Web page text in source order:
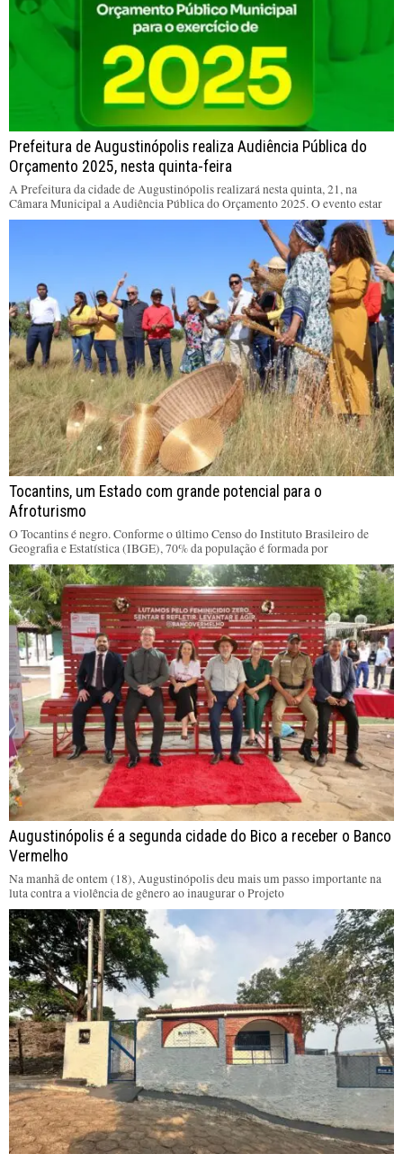
Prefeitura de Augustinópolis realiza Audiência Pública do
Orçamento 2025, nesta quinta-feira
A Prefeitura da cidade de Augustinópolis realizará nesta quinta, 21, na
Câmara Municipal a Audiência Pública do Orçamento 2025. O evento estar
Tocantins, um Estado com grande potencial para o
Afroturismo
O Tocantins é negro. Conforme o último Censo do Instituto Brasileiro de
Geografia e Estatística (IBGE), 70% da população é formada por
Augustinópolis é a segunda cidade do Bico a receber o Banco
Vermelho
Na manhã de ontem (18), Augustinópolis deu mais um passo importante na
luta contra a violência de gênero ao inaugurar o Projeto